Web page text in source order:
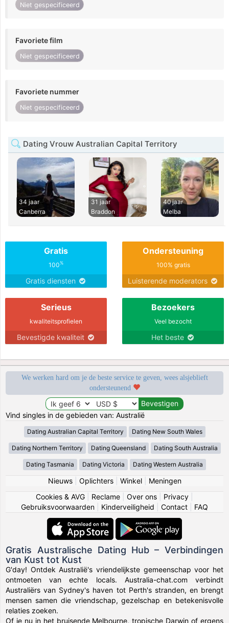
Niet gespecificeerd
Favoriete film
Niet gespecificeerd
Favoriete nummer
Niet gespecificeerd
Dating Vrouw Australian Capital Territory
34 jaar
Canberra
31 jaar
Braddon
40 jaar
Melba
Gratis
100%
Gratis diensten
Ondersteuning
100% gratis
Luisterende moderators
Serieus
kwaliteitsprofielen
Bevestigde kwaliteit
Bezoekers
Veel bezocht
Het beste
We werken hard om je de beste service te geven, wees alsjeblieft
ondersteunend
Vind singles in de gebieden van: Australië
Dating Australian Capital Territory Dating New South Wales
Dating Northern Territory Dating Queensland Dating South Australia
Dating Tasmania Dating Victoria Dating Western Australia
Nieuws| Oplichters| Winkel| Meningen
Cookies & AVG
Reclame Over ons Privacy
Gebruiksvoorwaarden
Kinderveiligheid Contact FAQ
Gratis Australische Dating Hub – Verbindingen
van Kust tot Kust
G'day! Ontdek Australië's vriendelijkste gemeenschap voor het
ontmoeten van echte locals. Australia-chat.com verbindt
Australiërs van Sydney's haven tot Perth's stranden, en brengt
mensen samen die vriendschap, gezelschap en betekenisvolle
relaties zoeken.
Of je nu in het bruisende Melbourne, tropische Darwin of ergens